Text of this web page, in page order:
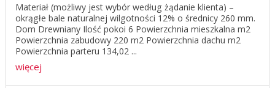
Materiał (możliwy jest wybór według żądanie klienta) –
okrągłe bale naturalnej wilgotności 12% o średnicy 260 mm.
Dom Drewniany Ilość pokoi 6 Powierzchnia mieszkalna m2
Powierzchnia zabudowy 220 m2 Powierzchnia dachu m2
Powierzchnia parteru 134,02 ...
więcej